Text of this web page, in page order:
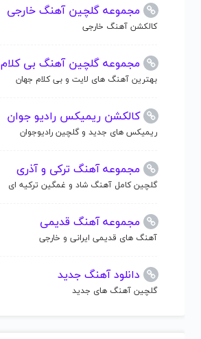
مجموعه گلچین آهنگ خارجی
کالکشن آهنگ خارجی
مجموعه گلچین آهنگ بی کلام
بهترین آهنگ های لایت و بی کلام جهان
کالکشن ریمیکس رادیو جوان
ریمیکس های جدید و گلچین رادیوجوان
مجموعه آهنگ ترکی و آذری
گلچین کامل آهنگ شاد و غمگین ترکیه ای
مجموعه آهنگ قدیمی
آهنگ های قدیمی ایرانی و خارجی
دانلود آهنگ جدید
گلچین آهنگ های جدید